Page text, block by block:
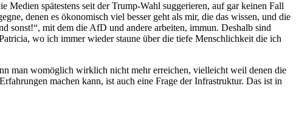
spätestens seit der Trump-Wahl suggerieren, auf gar keinen Fall
denen es ökonomisch viel besser geht als mir, die das wissen, und die
sonst!“, mit dem die AfD und andere arbeiten, immun. Deshalb sind
wo ich immer wieder staune über die tiefe Menschlichkeit die ich
man womöglich wirklich nicht mehr erreichen, vielleicht weil denen die
machen kann, ist auch eine Frage der Infrastruktur. Das ist in